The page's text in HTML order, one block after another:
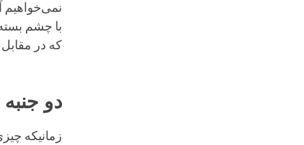
نمی‌خواهیم
با چشم
که در
دو
زمانیکه